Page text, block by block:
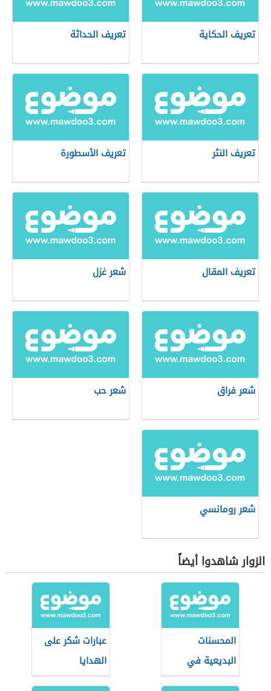
تعريف الحكاية تعريف الحداثة
تعريف النثر تعريف الأسطورة
تعريف المقال شعر غزل
شعر فراق شعر حب
شعر رومانسي
الزوار شاهدوا أيضاً
المحسنات
البديعية في
قصيدة وصف
عبارات شكر على
الهدايا